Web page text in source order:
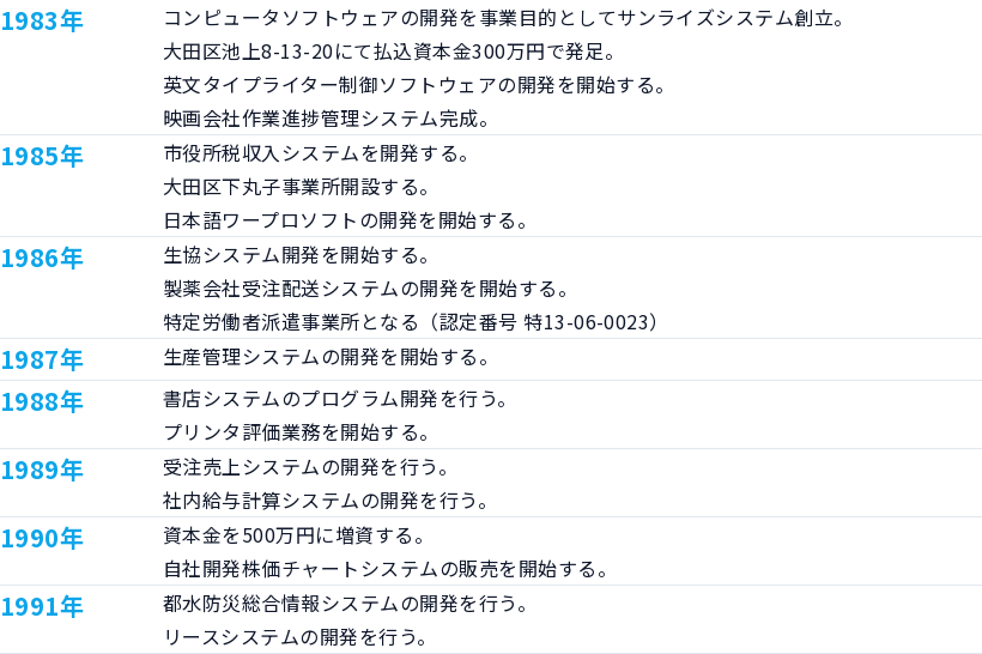
1983年
コンピュータソフトウェアの開発を事業目的としてサンライズシステム創立。
大田区池上8-13-20にて払込資本金300万円で発足。
英文タイプライター制御ソフトウェアの開発を開始する。
映画会社作業進捗管理システム完成。
1985年
市役所税収入システムを開発する。
大田区下丸子事業所開設する。
日本語ワープロソフトの開発を開始する。
1986年
生協システム開発を開始する。
製薬会社受注配送システムの開発を開始する。
特定労働者派遣事業所となる（認定番号 特13-06-0023）
1987年 生産管理システムの開発を開始する。
1988年
書店システムのプログラム開発を行う。
プリンタ評価業務を開始する。
1989年
受注売上システムの開発を行う。
社内給与計算システムの開発を行う。
1990年
資本金を500万円に増資する。
自社開発株価チャートシステムの販売を開始する。
1991年
都水防災総合情報システムの開発を行う。
リースシステムの開発を行う。